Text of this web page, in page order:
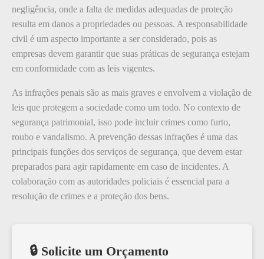
negligência, onde a falta de medidas adequadas de proteção
resulta em danos a propriedades ou pessoas. A responsabilidade
civil é um aspecto importante a ser considerado, pois as
empresas devem garantir que suas práticas de segurança estejam
em conformidade com as leis vigentes.
As infrações penais são as mais graves e envolvem a violação de
leis que protegem a sociedade como um todo. No contexto de
segurança patrimonial, isso pode incluir crimes como furto,
roubo e vandalismo. A prevenção dessas infrações é uma das
principais funções dos serviços de segurança, que devem estar
preparados para agir rapidamente em caso de incidentes. A
colaboração com as autoridades policiais é essencial para a
resolução de crimes e a proteção dos bens.
🔒 Solicite um Orçamento